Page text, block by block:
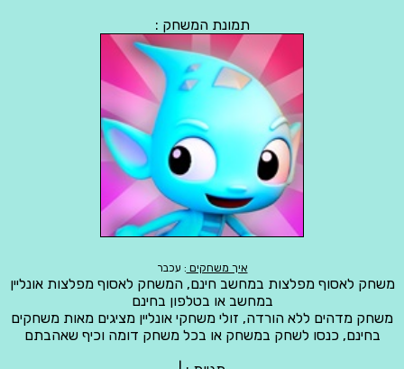
תמונת המשחק :
איך משחקים : עכבר
משחק לאסוף מפלצות במחשב חינם, המשחק לאסוף מפלצות אונליין
במחשב או בטלפון בחינם
משחק מדהים ללא הורדה, זולי משחקי אונליין מציגים מאות משחקים
בחינם, כנסו לשחק במשחק או בכל משחק דומה וכיף שאהבתם